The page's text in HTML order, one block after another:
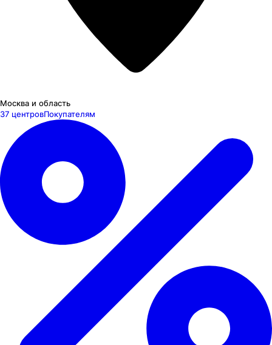
Москва и область
37 центровПокупателям